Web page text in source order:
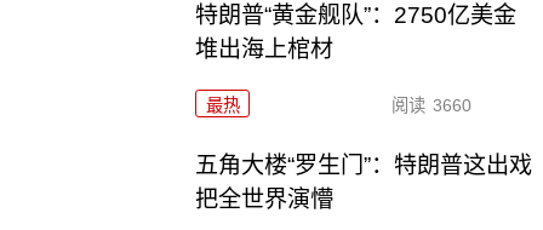
特朗普“黄金舰队”：2750亿美金
堆出海上棺材
最热 阅读 3660
五角大楼“罗生门”：特朗普这出戏
把全世界演懵